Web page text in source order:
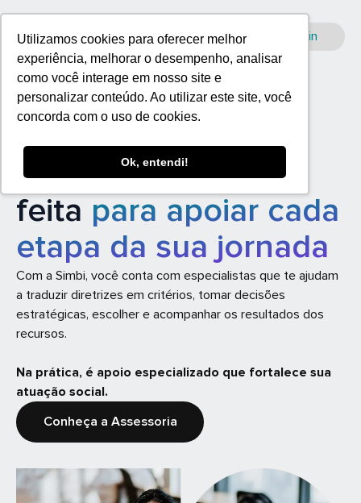
Utilizamos cookies para oferecer melhor
experiência, melhorar o desempenho, analisar
como você interage em nosso site e
personalizar conteúdo. Ao utilizar este site, você
concorda com o uso de cookies.
Ok, entendi!
Login
A assessoria em
investimento social
feita para apoiar cada
etapa da sua jornada
Com a Simbi, você conta com especialistas que te ajudam
a traduzir diretrizes em critérios, tomar decisões
estratégicas, escolher e acompanhar os resultados dos
recursos.
Na prática, é apoio especializado que fortalece sua
atuação social.
Conheça a Assessoria